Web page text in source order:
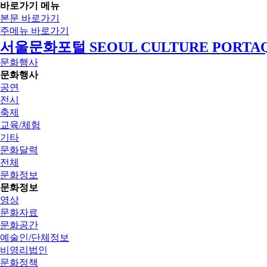
바로가기 메뉴
본문 바로가기
주메뉴 바로가기
서울문화포털 SEOUL CULTURE
문화행사
문화행사
공연
전시
축제
교육/체험
기타
문화달력
전체
문화정보
문화정보
영상
문화자료
문화공간
예술인/단체정보
비영리법인
문화정책